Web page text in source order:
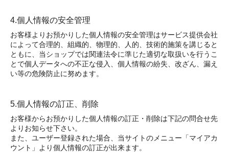
4.個人情報の安全管理
お客様よりお預かりした個人情報の安全管理はサービス提供会社
によって合理的、組織的、物理的、人的、技術的施策を講じると
ともに、当ショップでは関連法令に準じた適切な取扱いを行うこ
とで個人データへの不正な侵入、個人情報の紛失、改ざん、漏え
い等の危険防止に努めます。
5.個人情報の訂正、削除
お客様からお預かりした個人情報の訂正・削除は下記の問合せ先
よりお知らせ下さい。
また、ユーザー登録された場合、当サイトのメニュー「マイアカ
ウント」より個人情報の訂正が出来ます。